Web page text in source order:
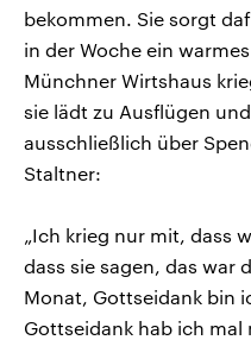
bekommen. Sie sorgt
in der Woche ein
Münchner Wirtshaus
sie lädt zu Ausflügen
ausschließlich über
Staltner:
„Ich krieg nur mit, dass
dass sie sagen, das war
Monat, Gottseidank bin
Gottseidank hab ich